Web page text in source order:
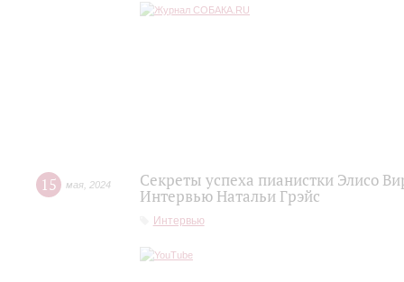
15 мая 2024
Секреты успеха пианистки Элисо
Интервью Натальи Грэйс
Интервью